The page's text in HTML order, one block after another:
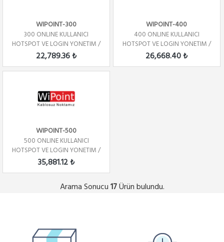
WIPOINT-300
300 ONLINE KULLANICI
HOTSPOT VE LOGIN YONETIM /
YILLIK
22,789.36 ₺
WIPOINT-400
400 ONLINE KULLANICI
HOTSPOT VE LOGIN YONETIM /
YILLIK
26,668.40 ₺
WIPOINT-500
500 ONLINE KULLANICI
HOTSPOT VE LOGIN YONETIM /
YILLIK
35,881.12 ₺
Arama Sonucu 17Ürün bulundu.